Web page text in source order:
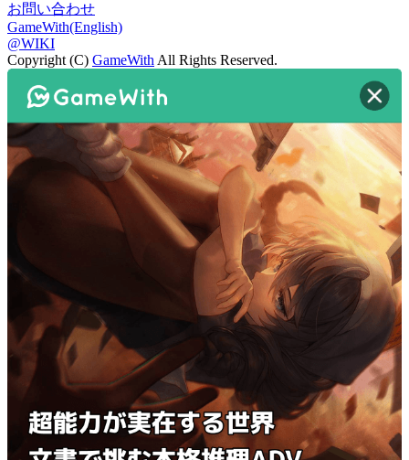
お問い合わせ
GameWith(English)
@WIKI
Copyright (C) GameWith All Rights Reserved.